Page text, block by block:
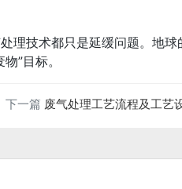
理技术都只是延缓问题。地球
”目标。
下一篇 废气处理工艺流程及工艺